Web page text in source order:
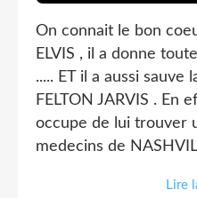
On connait le bon
ELVIS , il a donne
..... ET il a aussi
FELTON JARVIS . En
occupe de lui trouver
medecins de
Lire